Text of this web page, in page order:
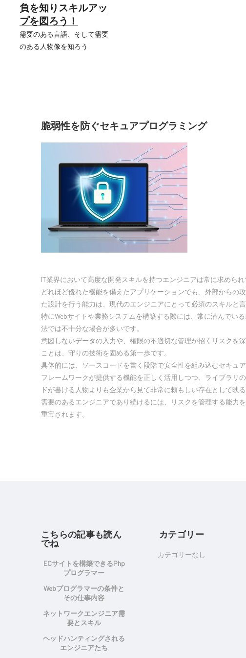
負を知りスキルアッ
プを図ろう！
需要のある言語、そして需要
のある人物像を知ろう
脆弱性を防ぐセキュアプログラミング
IT業界において高度な開発スキルを持つエンジニアは常に求めら
どれほど優れた機能を備えたアプリケーションでも、外部からの
た設計を行う能力は、現代のエンジニアにとって必須のスキルと言
特にWebサイトや業務システムを構築する際には、常に潜んでい
法では不十分な場合が多いです。
意図しないデータの入力や、権限の不適切な管理が招くリスクを
ことは、守りの技術を固める第一歩です。
具体的には、ソースコードを書く段階で安全性を組み込むセキュ
フレームワークが提供する機能を正しく活用しつつ、ライブラリ
ドが書ける人物よりも企業から見て非常に頼もしい存在として映る
需要のあるエンジニアであり続けるには、リスクを管理する能力
重宝されます。
こちらの記事も読ん
でね
ECサイトを構築できるphp
プログラマー
Webプログラマーの条件と
その仕事内容
ネットワークエンジニア需
要とスキル
ヘッドハンティングされる
エンジニアたち
カテゴリー
カテゴリーなし